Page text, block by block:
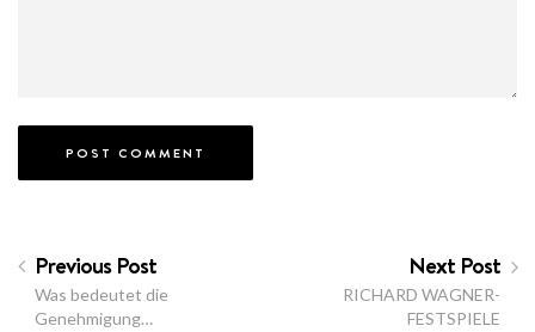
Previous Post
Was bedeutet die
Genehmigung…
Next Post
RICHARD WAGNER-
FESTSPIELE